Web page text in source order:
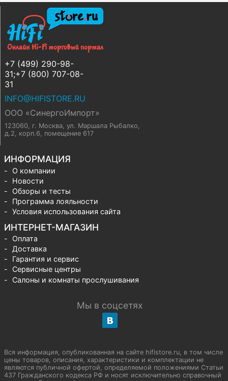
+7 (499) 290-98-
31;+7 (800) 707-08-
31
INFO@HIFISTORE.RU
ООО «СинергоИмпорт»
123060, г. Москва, ул. Маршала Рыбалко,
д.2, корп.6, помещение 617
ИНФОРМАЦИЯ
О компании
Новости
Обзоры и тесты
Программа лояльности
Условия использования сайта
ИНТЕРНЕТ-МАГАЗИН
Оплата
Доставка
Гарантия и сервис
Сервисные центры
Салоны и комнаты прослушивания
Мы в соцсетях
Вся информация, опубликованная на сайте hifistore.ru, в том числе
цены товаров, описания, характеристики и комплектации не
являются публичной офертой, определяемой положениями Статьи
437 Гражданского кодекса РФ и носят исключительно справочный